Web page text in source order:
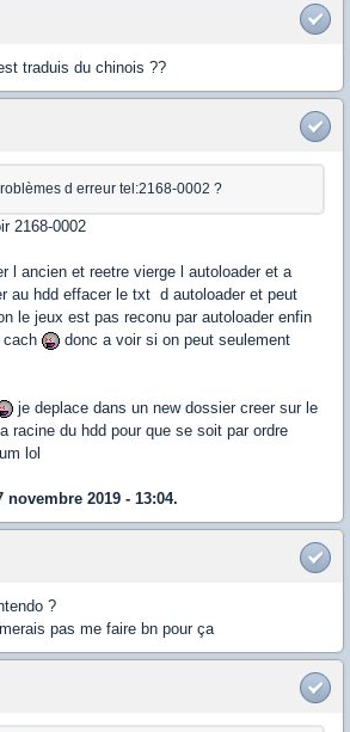
traduis du chinois ??
d erreur tel:2168-0002 ?
2168-0002
l ancien et reetre vierge l autoloader et a
au hdd effacer le txt d autoloader et peut
le jeux est pas reconu par autoloader enfin
cach
donc a voir si on peut seulement
je deplace dans un new dossier creer sur le
racine du hdd pour que se soit par ordre
lol
2019 - 13:04.
?
pas me faire bn pour ça